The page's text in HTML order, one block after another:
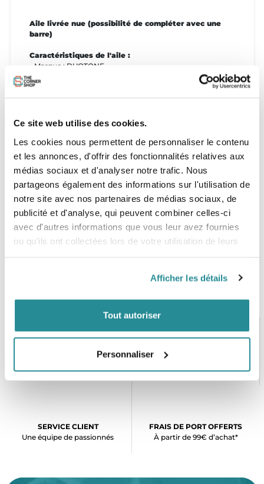
Ce site web utilise des cookies.
Les cookies nous permettent de personnaliser le contenu
et les annonces, d'offrir des fonctionnalités relatives aux
médias sociaux et d'analyser notre trafic. Nous
partageons également des informations sur l'utilisation de
notre site avec nos partenaires de médias sociaux, de
publicité et d'analyse, qui peuvent combiner celles-ci
avec d'autres informations que vous leur avez fournies
ou qu'ils ont collectées lors de votre utilisation de leurs
Afficher les détails
Tout autoriser
Personnaliser
Aile livrée nue (possibilité de compléter avec une
barre)
Caractéristiques de l'aile :
- Marque : DUOTONE
- Modèle :Rebel D/Lab
- Année : 2025
- État général : Bon état
- Nombre de réparations : 2 (voir photos)
Aile livrée avec :
- Sac de transport : OUI
PAIEMENT SÉCURISÉ
CB, VISA, Mastercard, ALMA
STOCK EN TEMPS RÉEL
Plus de 5000 produits en stock
SERVICE CLIENT
Une équipe de passionnés
FRAIS DE PORT OFFERTS
À partir de 99€ d’achat*